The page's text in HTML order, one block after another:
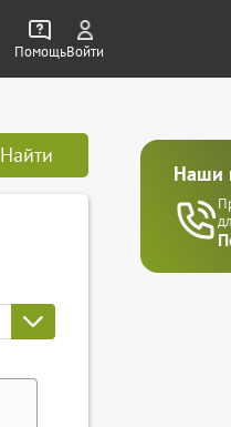
ПомощьВойти
Наши
Найти